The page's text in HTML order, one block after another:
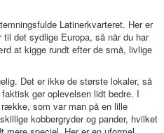
Latinerkvarteret. Her er
det sydlige Europa, så når du har
at kigge rundt efter de små, livlige
Det er ikke de største lokaler, så
gør oplevelsen lidt bedre. I
som var man på en lille
kobbergryder og pander, hvilket